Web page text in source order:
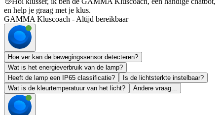
en help je graag met je klus.
GAMMA Kluscoach - Altijd bereikbaar
Hoe ver kan de bewegingssensor detecteren?
Wat is het energieverbruik van de lamp?
Heeft de lamp een IP65 classificatie?
Is de lichtsterkte instelbaar?
Wat is de kleurtemperatuur van het licht?
Andere vraag...